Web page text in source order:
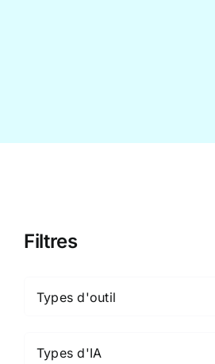
Filtres
Types d'outil
Types d'IA